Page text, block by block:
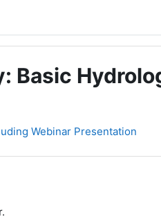
Basic
Webinar Presentation